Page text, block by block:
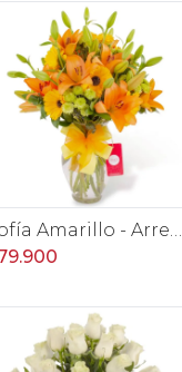
Sofía Amarillo - Arreglo floral en florero ánfora con liliums naranjos, gerberas amarillas y maules verdes